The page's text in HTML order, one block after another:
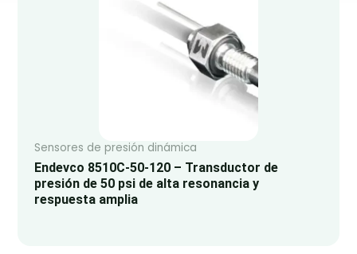
Sensores de presión dinámica
Endevco 8510C-50-120 – Transductor de
presión de 50 psi de alta resonancia y
respuesta amplia